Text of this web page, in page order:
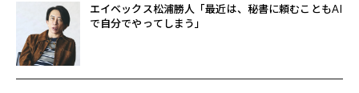
エイベックス松浦勝人「最近は、秘書に頼むこともAI
で自分でやってしまう」